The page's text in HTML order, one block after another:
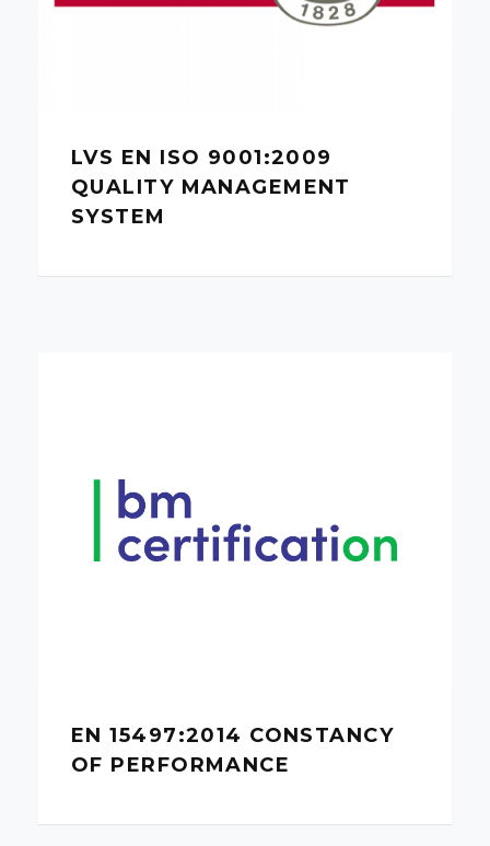
LVS EN ISO 9001:2009
QUALITY MANAGEMENT
SYSTEM
EN 15497:2014 CONSTANCY
OF PERFORMANCE